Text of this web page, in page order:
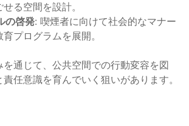
る空間を設計。
の啓発: 喫煙者に向けて社会的なマナー
プログラムを展開。
を通じて、公共空間での行動変容を図
任意識を育んでいく狙いがあります。